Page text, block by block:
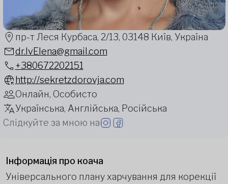
пр-т Леся Курбаса, 2/13, 03148 Київ, Україна
dr.IvElena@gmail.com
+380672202151
http://sekretzdorovja.com
Онлайн, Особисто
Українська, Англійська, Російська
Слідкуйте за мною на
Інформація про коача
Універсального плану харчування для корекції